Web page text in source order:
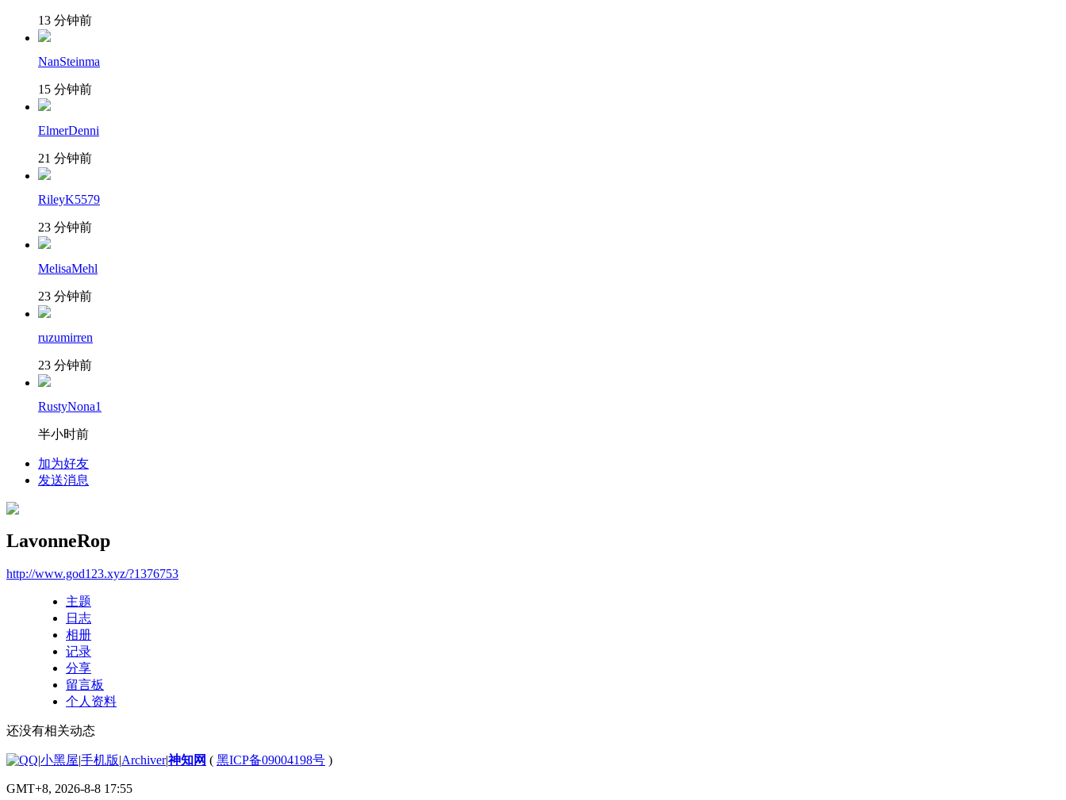
13 分钟前
NanSteinma
15 分钟前
ElmerDenni
21 分钟前
RileyK5579
23 分钟前
MelisaMehl
23 分钟前
ruzumirren
23 分钟前
RustyNona1
半小时前
加为好友
发送消息
LavonneRop
http://www.god123.xyz/?1376753
主题
日志
相册
记录
分享
留言板
个人资料
还没有相关动态
|小黑屋|手机版|Archiver|神知网 ( 黑ICP备09004198号 )
GMT+8, 2026-8-8 17:55